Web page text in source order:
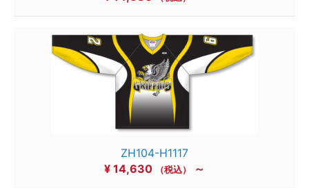
ZH104-H1117
¥ 14,630 （税込） ～